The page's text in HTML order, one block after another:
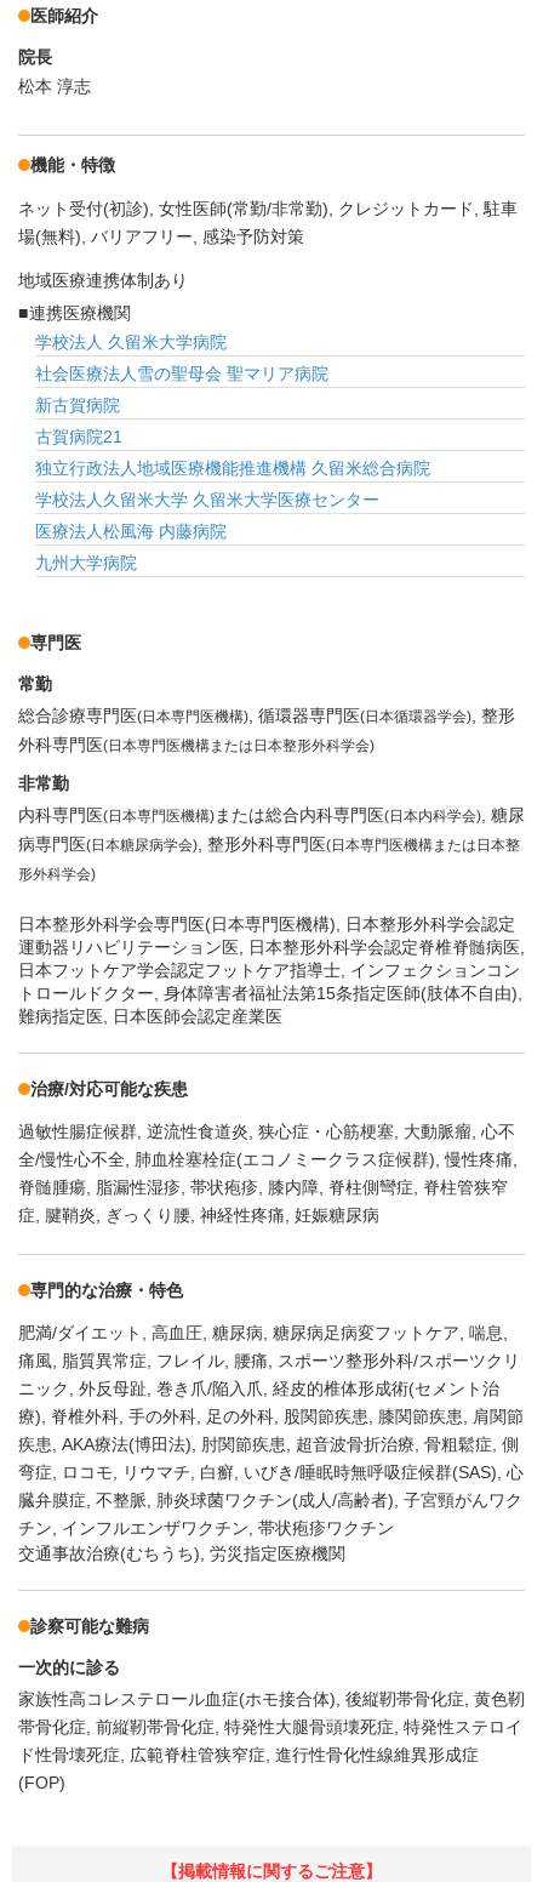
医師紹介
院長
松本 淳志
機能・特徴
ネット受付(初診) 女性医師(常勤/非常勤) クレジットカード
駐車
場(無料) バリアフリー 感染予防対策
地域医療連携体制あり
連携医療機関
学校法人 久留米大学病院
社会医療法人雪の聖母会 聖マリア病院
新古賀病院
古賀病院21
独立行政法人地域医療機能推進機構 久留米総合病院
学校法人久留米大学 久留米大学医療センター
医療法人松風海 内藤病院
九州大学病院
専門医
常勤
総合診療専門医(日本専門医機構) 循環器専門医(日本循環器学会) 整形
外科専門医(日本専門医機構または日本整形外科学会)
非常勤
内科専門医(日本専門医機構) または総合内科専門医(日本内科学会) 糖尿
病専門医(日本糖尿病学会) 整形外科専門医(日本専門医機構または日本整
形外科学会)
日本整形外科学会専門医(日本専門医機構), 日本整形外科学会認定
運動器リハビリテーション医, 日本整形外科学会認定脊椎脊髄病医,
日本フットケア学会認定フットケア指導士, インフェクションコン
トロールドクター, 身体障害者福祉法第15条指定医師(肢体不自由),
難病指定医, 日本医師会認定産業医
治療/対応可能な疾患
過敏性腸症候群 逆流性食道炎 狭心症・心筋梗塞 大動脈瘤 心不
全/慢性心不全 肺血栓塞栓症(エコノミークラス症候群) 慢性疼痛
脊髄腫瘍
脂漏性湿疹 帯状疱疹 膝内障 脊柱側彎症
脊柱管狭窄
症
腱鞘炎 ぎっくり腰 神経性疼痛 妊娠糖尿病
専門的な治療・特色
肥満/ダイエット 高血圧 糖尿病 糖尿病足病変フットケア 喘息
痛風 脂質異常症 フレイル 腰痛
スポーツ整形外科/スポーツクリ
ニック
外反母趾 巻き爪/陥入爪 経皮的椎体形成術(セメント治
療)
脊椎外科 手の外科 足の外科 股関節疾患 膝関節疾患
肩関節
疾患 AKA療法(博田法) 肘関節疾患 超音波骨折治療 骨粗鬆症 側
弯症
ロコモ リウマチ 白癬 いびき/睡眠時無呼吸症候群(SAS) 心
臓弁膜症 不整脈 肺炎球菌ワクチン(成人/高齢者) 子宮頸がんワク
チン
インフルエンザワクチン 帯状疱疹ワクチン
交通事故治療(むちうち), 労災指定医療機関
診察可能な難病
一次的に診る
家族性高コレステロール血症(ホモ接合体) 後縦靭帯骨化症 黄色靭
帯骨化症 前縦靭帯骨化症 特発性大腿骨頭壊死症 特発性ステロイ
ド性骨壊死症
広範脊柱管狭窄症 進行性骨化性線維異形成症
(FOP)
【掲載情報に関するご注意】